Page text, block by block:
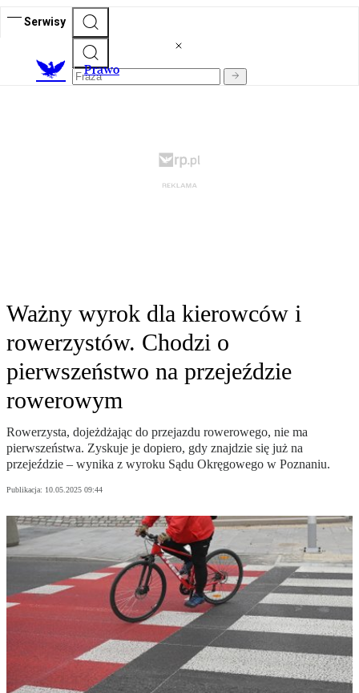
Serwisy
Prawo
Ważny wyrok dla kierowców i
rowerzystów. Chodzi o
pierwszeństwo na przejeździe
rowerowym
Rowerzysta, dojeżdżając do przejazdu rowerowego, nie ma
pierwszeństwa. Zyskuje je dopiero, gdy znajdzie się już na
przejeździe – wynika z wyroku Sądu Okręgowego w Poznaniu.
Publikacja: 10.05.2025 09:44